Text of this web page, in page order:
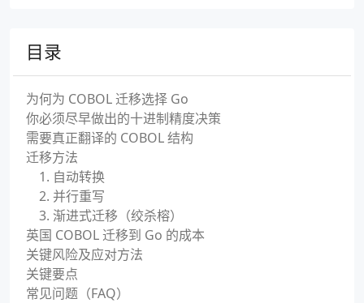
目录
为何为 COBOL 迁移选择 Go
你必须尽早做出的十进制精度决策
需要真正翻译的 COBOL 结构
迁移方法
1. 自动转换
2. 并行重写
3. 渐进式迁移（绞杀榕）
英国 COBOL 迁移到 Go 的成本
关键风险及应对方法
关键要点
常见问题（FAQ）